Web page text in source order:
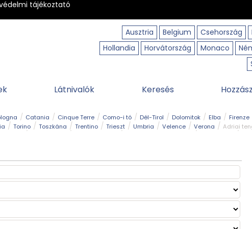
tájékoztató
Ausztria
Belgium Csehország
Hollandia
Horvátország Monaco
Látnivalók Keresés
Catania Cinque Terre Como-i tó Dél-Tirol Dolomitok Elba Firenze
Torino Toszkána Trentino Trieszt Umbria Velence Verona Adriai